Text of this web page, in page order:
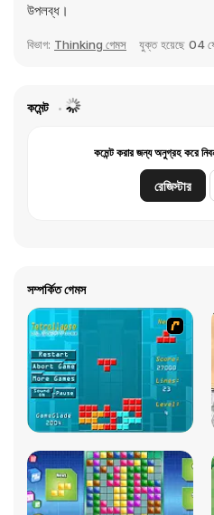
উপলব্ধ।
বিভাগ: Thinking গেমস যুক্ত হয়েছে 04
কমেন্ট
কমেন্ট করার জন্য অনুগ্রহ করে
রেজিস্টার
সম্পর্কিত গেমস